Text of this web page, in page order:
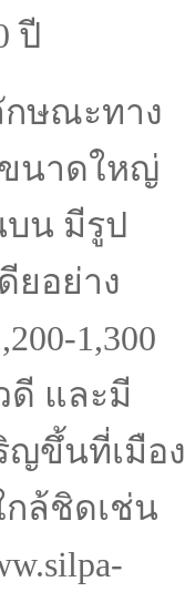
ปี
ษณะทาง
นาดใหญ่
น มีรูป
ยอย่าง
1,300
ดี และมี
ญขึ้นที่เมือง
ล้ชิดเช่น